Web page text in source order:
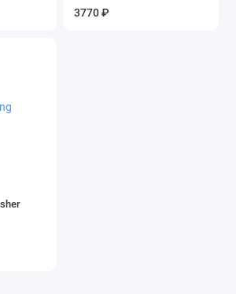
3770 ₽